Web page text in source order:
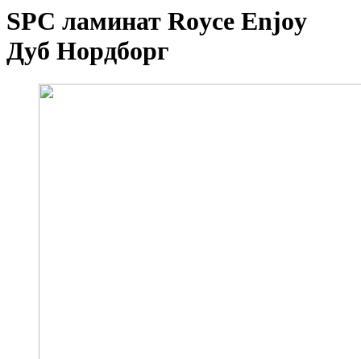
SPC ламинат Royce Enjoy
Дуб Нордборг